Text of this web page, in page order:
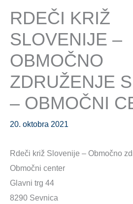
RDEČI KRIŽ
SLOVENIJE –
OBMOČNO
ZDRUŽENJE
– OBMOČNI
20. oktobra 2021
Rdeči križ Slovenije – Območno
Območni center
Glavni trg 44
8290 Sevnica